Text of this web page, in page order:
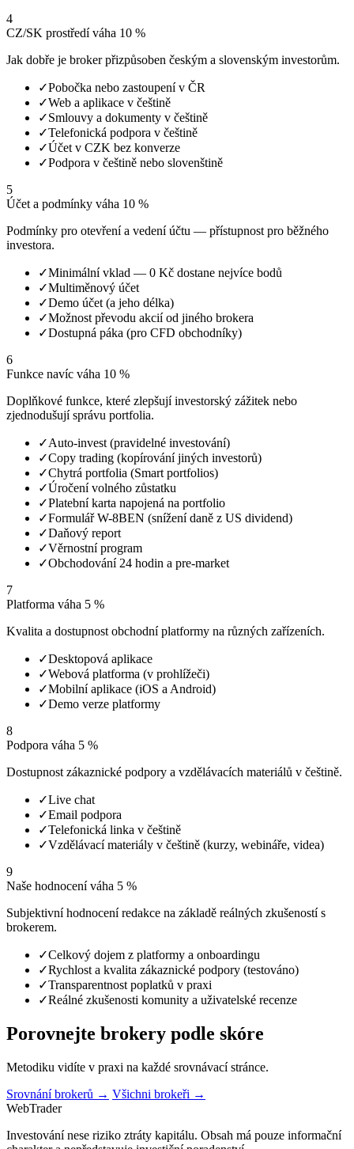
4
CZ/SK prostředí váha 10 %
Jak dobře je broker přizpůsoben českým a slovenským investorům.
✓Pobočka nebo zastoupení v ČR
✓Web a aplikace v češtině
✓Smlouvy a dokumenty v češtině
✓Telefonická podpora v češtině
✓Účet v CZK bez konverze
✓Podpora v češtině nebo slovenštině
5
Účet a podmínky váha 10 %
Podmínky pro otevření a vedení účtu — přístupnost pro běžného
investora.
✓Minimální vklad — 0 Kč dostane nejvíce bodů
✓Multiměnový účet
✓Demo účet (a jeho délka)
✓Možnost převodu akcií od jiného brokera
✓Dostupná páka (pro CFD obchodníky)
6
Funkce navíc váha 10 %
Doplňkové funkce, které zlepšují investorský zážitek nebo
zjednodušují správu portfolia.
✓Auto-invest (pravidelné investování)
✓Copy trading (kopírování jiných investorů)
✓Chytrá portfolia (Smart portfolios)
✓Úročení volného zůstatku
✓Platební karta napojená na portfolio
✓Formulář W-8BEN (snížení daně z US dividend)
✓Daňový report
✓Věrnostní program
✓Obchodování 24 hodin a pre-market
7
Platforma váha 5 %
Kvalita a dostupnost obchodní platformy na různých zařízeních.
✓Desktopová aplikace
✓Webová platforma (v prohlížeči)
✓Mobilní aplikace (iOS a Android)
✓Demo verze platformy
8
Podpora váha 5 %
Dostupnost zákaznické podpory a vzdělávacích materiálů v češtině.
✓Live chat
✓Email podpora
✓Telefonická linka v češtině
✓Vzdělávací materiály v češtině (kurzy, webináře, videa)
9
Naše hodnocení váha 5 %
Subjektivní hodnocení redakce na základě reálných zkušeností s
brokerem.
✓Celkový dojem z platformy a onboardingu
✓Rychlost a kvalita zákaznické podpory (testováno)
✓Transparentnost poplatků v praxi
✓Reálné zkušenosti komunity a uživatelské recenze
Porovnejte brokery podle skóre
Metodiku vidíte v praxi na každé srovnávací stránce.
Srovnání brokerů → Všichni brokeři →
WebTrader
Investování nese riziko ztráty kapitálu. Obsah má pouze informační